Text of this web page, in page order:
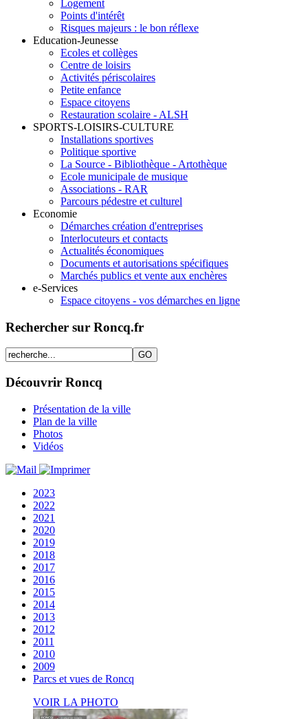
Logement
Points d'intérêt
Risques majeurs : le bon réflexe
Education-Jeunesse
Ecoles et collèges
Centre de loisirs
Activités périscolaires
Petite enfance
Espace citoyens
Restauration scolaire - ALSH
SPORTS-LOISIRS-CULTURE
Installations sportives
Politique sportive
La Source - Bibliothèque - Artothèque
Ecole municipale de musique
Associations - RAR
Parcours pédestre et culturel
Economie
Démarches création d'entreprises
Interlocuteurs et contacts
Actualités économiques
Documents et autorisations spécifiques
Marchés publics et vente aux enchères
e-Services
Espace citoyens - vos démarches en ligne
Rechercher sur Roncq.fr
Découvrir Roncq
Présentation de la ville
Plan de la ville
Photos
Vidéos
2023
2022
2021
2020
2019
2018
2017
2016
2015
2014
2013
2012
2011
2010
2009
Parcs et vues de Roncq
VOIR LA PHOTO